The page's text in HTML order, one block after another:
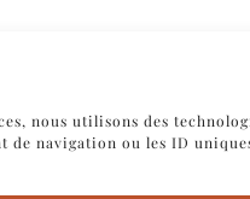
nous utilisons des
de navigation ou les ID